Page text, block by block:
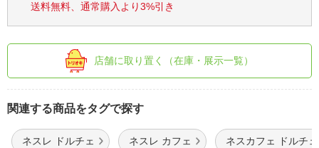
送料無料、通常購入より3%引き
店舗に取り置く（在庫・展示一覧）
関連する商品をタグで探す
ネスレ ドルチェ ネスレ カフェ ネスカフェ ドルチェ